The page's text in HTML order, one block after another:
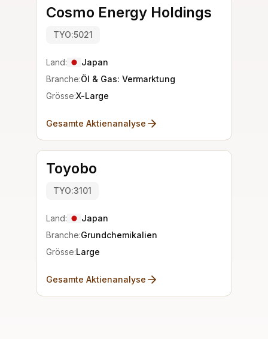
Cosmo Energy Holdings
TYO:5021
Land:
Japan
Branche:Öl & Gas: Vermarktung
Grösse:X-Large
Gesamte Aktienanalyse
Toyobo
TYO:3101
Land:
Japan
Branche:Grundchemikalien
Grösse:Large
Gesamte Aktienanalyse